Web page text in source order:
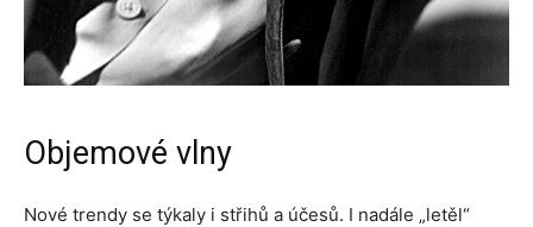
Objemové vlny
Nové trendy se týkaly i střihů a účesů. I nadále „letěl“